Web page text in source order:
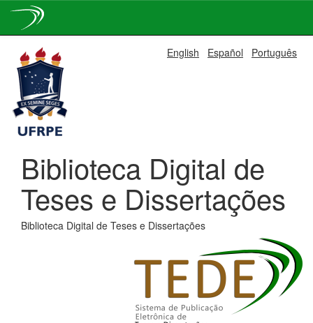
navigation
English Español Português
Biblioteca Digital de
Teses e Dissertações
Biblioteca Digital de Teses e Dissertações